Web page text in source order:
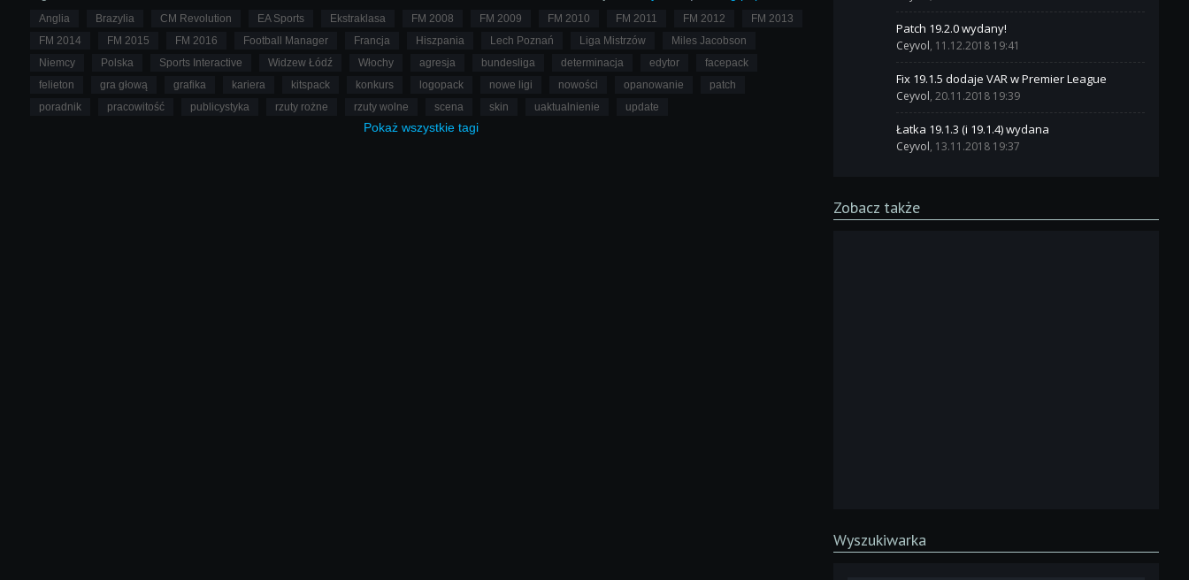
Anglia Brazylia CM Revolution EA Sports Ekstraklasa FM 2008 FM 2009 FM 2010 FM 2011 FM 2012
FM 2013
FM 2014
FM 2015 FM 2016 Football Manager Francja Hiszpania Lech Poznań Liga Mistrzów
Miles Jacobson
Niemcy
Polska Sports Interactive Widzew Łódź Włochy agresja bundesliga determinacja edytor
facepack
felieton
gra głową grafika kariera kitspack konkurs logopack nowe ligi nowości opanowanie
patch
poradnik
pracowitość publicystyka rzuty rożne rzuty wolne scena skin uaktualnienie update
Pokaż wszystkietagi
Patch 19.2.0 wydany!
Ceyvol, 11.12.2018 19:41
Fix 19.1.5 dodaje VAR w Premier League
Ceyvol, 20.11.2018 19:39
Łatka 19.1.3 (i 19.1.4) wydana
Ceyvol, 13.11.2018 19:37
Zobacz także
Wyszukiwarka